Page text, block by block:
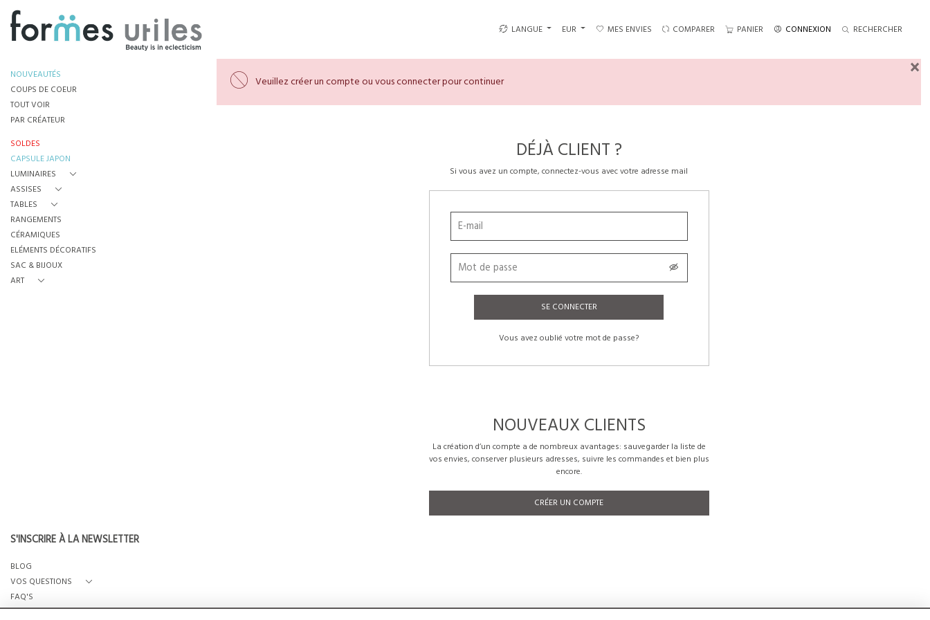
LANGUE EUR MES ENVIES COMPARER PANIER CONNEXION RECHERCHER
NOUVEAUTÉS
COUPS DE COEUR
TOUT VOIR
PAR CRÉATEUR
SOLDES
CAPSULE JAPON
LUMINAIRES
ASSISES
TABLES
RANGEMENTS
CÉRAMIQUES
ELÉMENTS DÉCORATIFS
SAC & BIJOUX
ART
S'INSCRIRE À LA NEWSLETTER
BLOG
VOS QUESTIONS
FAQ'S
QUI SOMMES-NOUS?
Veuillez créer un compte ou vous connecter pour continuer
×
DÉJÀ CLIENT ?
Si vous avez un compte, connectez-vous avec votre adresse mail
SE CONNECTER
Vous avez oublié votre mot de passe?
NOUVEAUX CLIENTS
La création d’un compte a de nombreux avantages: sauvegarder la liste de
vos envies, conserver plusieurs adresses, suivre les commandes et bien plus
encore.
CRÉER UN COMPTE